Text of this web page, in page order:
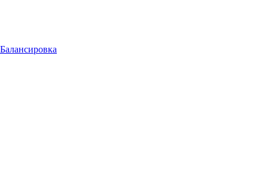
Балансировка